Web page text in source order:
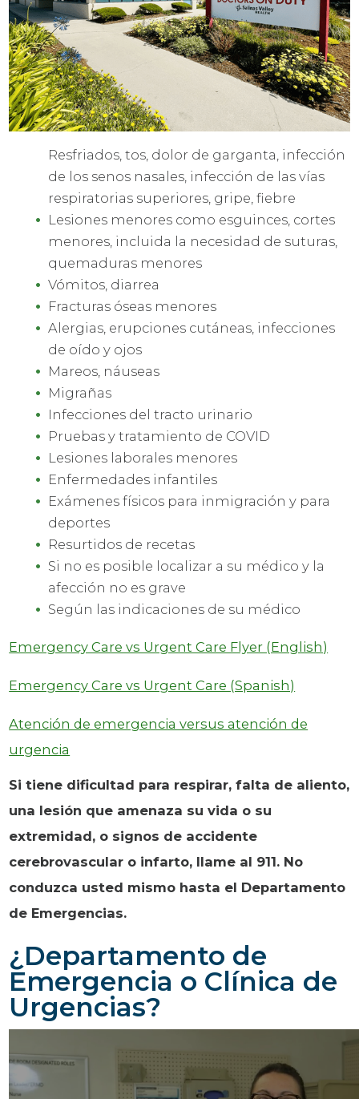
Resfriados, tos, dolor de garganta, infección
de los senos nasales, infección de las vías
respiratorias superiores, gripe, fiebre
Lesiones menores como esguinces, cortes
menores, incluida la necesidad de suturas,
quemaduras menores
Vómitos, diarrea
Fracturas óseas menores
Alergias, erupciones cutáneas, infecciones
de oído y ojos
Mareos, náuseas
Migrañas
Infecciones del tracto urinario
Pruebas y tratamiento de COVID
Lesiones laborales menores
Enfermedades infantiles
Exámenes físicos para inmigración y para
deportes
Resurtidos de recetas
Si no es posible localizar a su médico y la
afección no es grave
Según las indicaciones de su médico
Emergency Care vs Urgent Care Flyer (English)
Emergency Care vs Urgent Care (Spanish)
Atención de emergencia versus atención de
urgencia
Si tiene dificultad para respirar, falta de aliento,
una lesión que amenaza su vida o su
extremidad, o signos de accidente
cerebrovascular o infarto, llame al 911. No
conduzca usted mismo hasta el Departamento
de Emergencias.
¿Departamento de
Emergencia o Clínica de
Urgencias?